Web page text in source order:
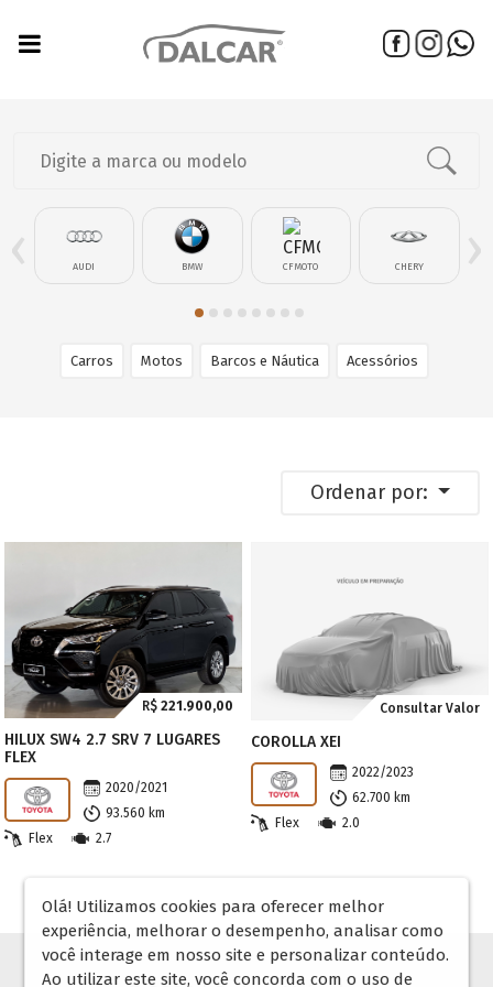
AUDI BMW CFMOTO CHERY
‹ ›
Carros Motos Barcos e Náutica Acessórios
Ordenar por:
R$ 221.900,00
HILUX SW4 2.7 SRV 7 LUGARES
FLEX
2020/2021
93.560 km
Flex
2.7
Consultar Valor
COROLLA XEI
2022/2023
62.700 km
Flex
2.0
Olá! Utilizamos cookies para oferecer melhor
experiência, melhorar o desempenho, analisar como
você interage em nosso site e personalizar conteúdo.
Ao utilizar este site, você concorda com o uso de